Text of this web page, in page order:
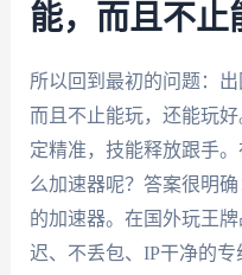
能，而且不止
所以回到最初的问题：
而且不止能玩，还能玩
定精准，技能释放跟手
么加速器呢？答案很明
的加速器。在国外玩王
迟、不丢包、IP干净的专